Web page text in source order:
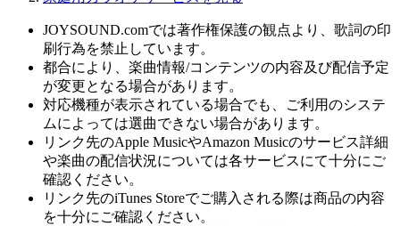
JOYSOUND.comでは著作権保護の観点より、歌詞の印
刷行為を禁止しています。
都合により、楽曲情報/コンテンツの内容及び配信予定
が変更となる場合があります。
対応機種が表示されている場合でも、ご利用のシステ
ムによっては選曲できない場合があります。
リンク先のApple MusicやAmazon Musicのサービス詳細
や楽曲の配信状況については各サービスにて十分にご
確認ください。
リンク先のiTunes Storeでご購入される際は商品の内容
を十分にご確認ください。